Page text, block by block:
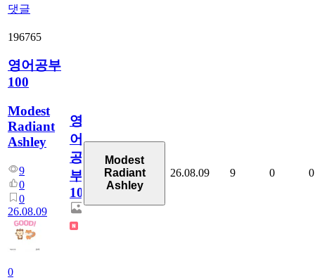
댓글
196765
영어공부
100
Modest
Radiant
Ashley
9
0
0
26.08.09
0
영
어
공
부
100
Modest
Radiant
Ashley
26.08.09 9 0 0